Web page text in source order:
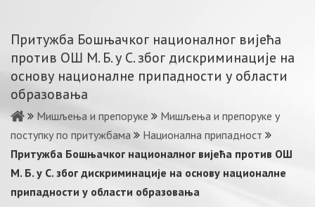
Притужба Бошњачког националног вијећа
против ОШ М. Б. у С. због дискриминације на
основу националне припадности у области
образовања
Мишљења и препоруке
Мишљења и препоруке у
поступку по притужбама
Национална припадност
Притужба Бошњачког националног вијећа против ОШ
М. Б. у С. због дискриминације на основу националне
припадности у области образовања